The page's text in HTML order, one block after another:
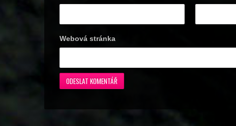
Webová stránka